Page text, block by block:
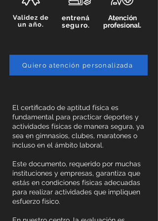
Validez de
un año.
entrená
seguro.
Atención
profesional.
Quiero atención personalizada
El certificado de aptitud física es
fundamental para practicar deportes y
actividades físicas de manera segura, ya
sea en gimnasios, clubes, maratones o
incluso en el ámbito laboral.
Este documento, requerido por muchas
instituciones y empresas, garantiza que
estás en condiciones físicas adecuadas
para realizar actividades que impliquen
esfuerzo físico.